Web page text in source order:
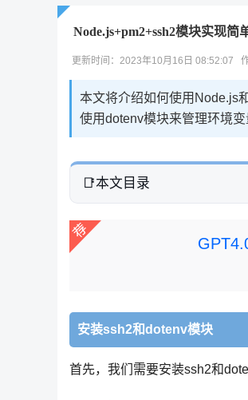
Node.js+pm2+ssh2模块实现简
更新时间：2023年10月16日 08:52:07
本文将介绍如何使用Node.js
使用dotenv模块来管理环境
本文目录
安装ssh2和dotenv模块
首先，我们需要安装ssh2和